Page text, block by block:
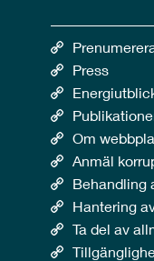
Press
Om
Anmäl
Behandling
Hantering
Ta del av